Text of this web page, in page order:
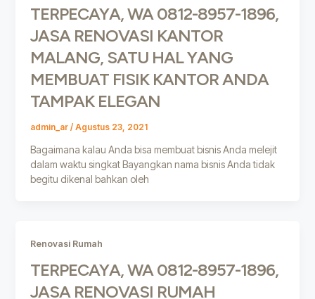
TERPECAYA, WA 0812-8957-1896,
JASA RENOVASI KANTOR
MALANG, SATU HAL YANG
MEMBUAT FISIK KANTOR ANDA
TAMPAK ELEGAN
admin_ar / Agustus 23, 2021
Bagaimana kalau Anda bisa membuat bisnis Anda melejit
dalam waktu singkat Bayangkan nama bisnis Anda tidak
begitu dikenal bahkan oleh
Renovasi Rumah
TERPECAYA, WA 0812-8957-1896,
JASA RENOVASI RUMAH